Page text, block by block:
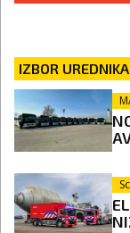
IZBOR UREDNIKA